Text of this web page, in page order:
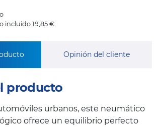
incluido 19,85 €
Opinión del cliente
producto
urbanos, este neumático
ofrece un equilibrio perfecto